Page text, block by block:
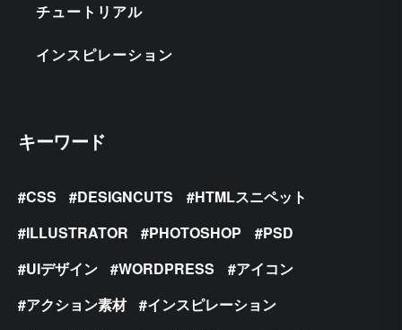
チュートリアル
インスピレーション
キーワード
CSS DESIGNCUTS
HTMLスニペット
ILLUSTRATOR
PHOTOSHOP
PSD
UIデザイン
WORDPRESS
アイコン
アクション素材
インスピレーション